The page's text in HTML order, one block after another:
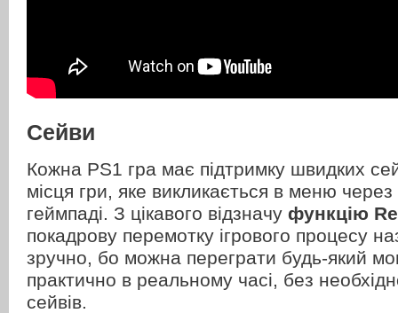
Сейви
Кожна PS1 гра має підтримку швидких
місця гри, яке викликається в меню через
геймпаді. З цікавого відзначу функцію
покадрову перемотку ігрового процесу
зручно, бо можна переграти будь-який
практично в реальному часі, без
сейвів.